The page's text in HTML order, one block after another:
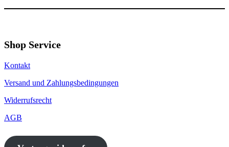
Shop Service
Kontakt
Versand und Zahlungsbedingungen
Widerrufsrecht
AGB